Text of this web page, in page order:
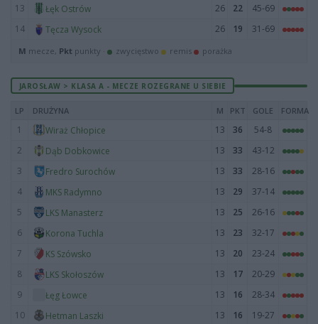
13
Łęk Ostrów 26 22
45-69
14
Tęcza Wysock 26 19 31-69
M mecze, Pkt punkty · zwycięstwo remis porażka
JAROSŁAW > KLASA A - MECZE ROZEGRANE U SIEBIE
LP DRUŻYNA M PKT GOLE FORMA
1 Wiraż Chłopice 13 36
54-8
2
Dąb Dobkowice 13 33
43-12
3
Fredro Surochów 13 33
28-16
4
MKS Radymno 13 29
37-14
5
LKS Manasterz 13 25
26-16
6
Korona Tuchla 13 23
32-17
7
KS Szówsko 13 20
23-24
8
LKS Skołoszów 13 17
20-29
9
Łęg Łowce 13 16
28-34
10
Hetman Laszki 13 16 19-27